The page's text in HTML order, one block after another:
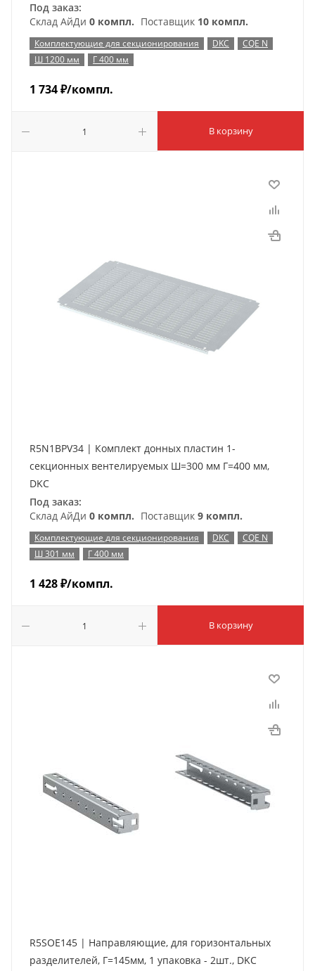
Под заказ:
Склад АйДи 0 компл. Поставщик 10 компл.
Комплектующие для секционирования DKC
CQE N
Ш 1200 мм
Г 400 мм
1 734₽/компл.
В корзину
R5N1BPV34 | Комплект донных пластин 1-
секционных вентелируемых Ш=300 мм Г=400 мм,
DKC
Под заказ:
Склад АйДи 0 компл. Поставщик 9 компл.
Комплектующие для секционирования DKC
CQE N
Ш 301 мм
Г 400 мм
1 428₽/компл.
В корзину
R5SOE145 | Направляющие, для горизонтальных
разделителей, Г=145мм, 1 упаковка - 2шт., DKC